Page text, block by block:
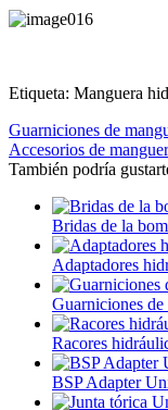
Etiqueta: Manguera
Guarniciones de
Accesorios de
También podría
Bridas de la
Adaptadores
Guarniciones
Racores
BSP Adapter